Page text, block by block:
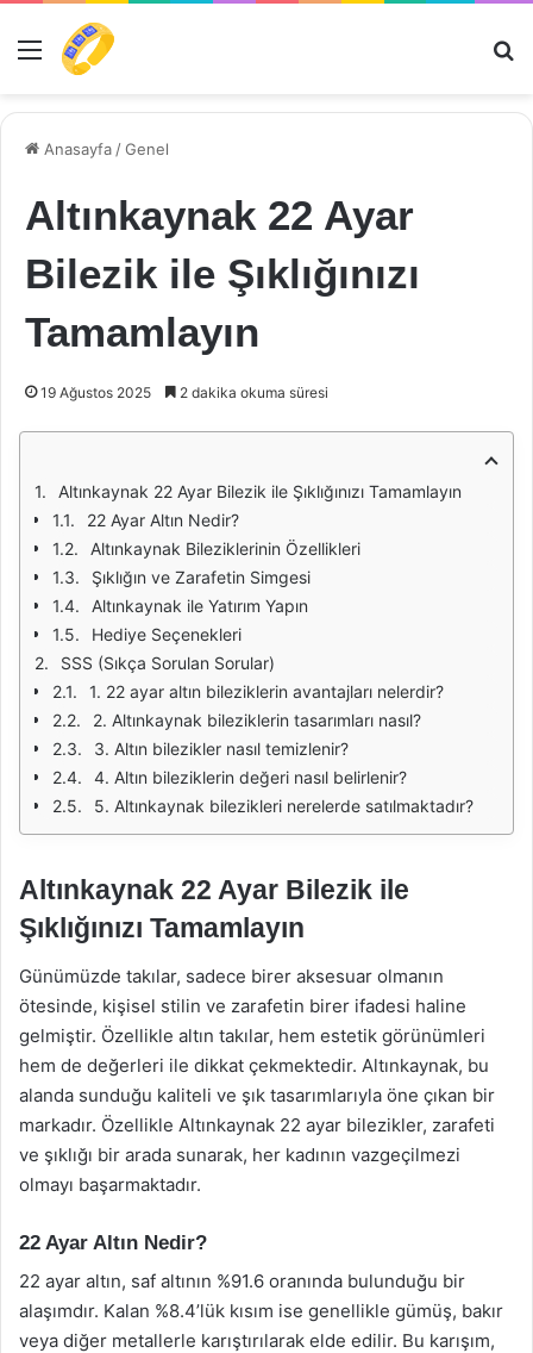
Menü
Anasayfa /Genel
Altınkaynak 22 Ayar
Bilezik ile Şıklığınızı
Tamamlayın
19 Ağustos 2025 2 dakika okuma süresi
Altınkaynak 22 Ayar Bilezik ile Şıklığınızı Tamamlayın
22 Ayar Altın Nedir?
Altınkaynak Bileziklerinin Özellikleri
Şıklığın ve Zarafetin Simgesi
Altınkaynak ile Yatırım Yapın
Hediye Seçenekleri
SSS (Sıkça Sorulan Sorular)
1. 22 ayar altın bileziklerin avantajları nelerdir?
2. Altınkaynak bileziklerin tasarımları nasıl?
3. Altın bilezikler nasıl temizlenir?
4. Altın bileziklerin değeri nasıl belirlenir?
5. Altınkaynak bilezikleri nerelerde satılmaktadır?
Altınkaynak 22 Ayar Bilezik ile
Şıklığınızı Tamamlayın
Günümüzde takılar, sadece birer aksesuar olmanın
ötesinde, kişisel stilin ve zarafetin birer ifadesi haline
gelmiştir. Özellikle altın takılar, hem estetik görünümleri
hem de değerleri ile dikkat çekmektedir. Altınkaynak, bu
alanda sunduğu kaliteli ve şık tasarımlarıyla öne çıkan bir
markadır. Özellikle Altınkaynak 22 ayar bilezikler, zarafeti
ve şıklığı bir arada sunarak, her kadının vazgeçilmezi
olmayı başarmaktadır.
22 Ayar Altın Nedir?
22 ayar altın, saf altının %91.6 oranında bulunduğu bir
alaşımdır. Kalan %8.4’lük kısım ise genellikle gümüş, bakır
veya diğer metallerle karıştırılarak elde edilir. Bu karışım,